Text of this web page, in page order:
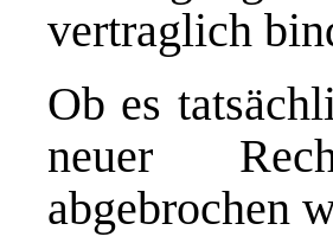
vertraglich
Ob es
neuer
abgebrochen